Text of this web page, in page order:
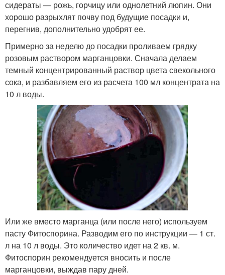
сидераты — рожь, горчицу или однолетний люпин. Они
хорошо разрыхлят почву под будущие посадки и,
перегнив, дополнительно удобрят ее.
Примерно за неделю до посадки проливаем грядку
розовым раствором марганцовки. Сначала делаем
темный концентрированный раствор цвета свекольного
сока, и разбавляем его из расчета 100 мл концентрата на
10 л воды.
Или же вместо марганца (или после него) используем
пасту Фитоспорина. Разводим его по инструкции — 1 ст.
л на 10 л воды. Это количество идет на 2 кв. м.
Фитоспорин рекомендуется вносить и после
марганцовки, выждав пару дней.